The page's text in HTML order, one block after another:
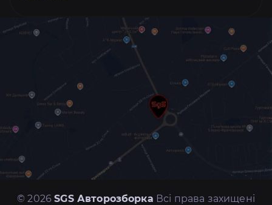
© 2026SGS Авторозборка Всі права захищені